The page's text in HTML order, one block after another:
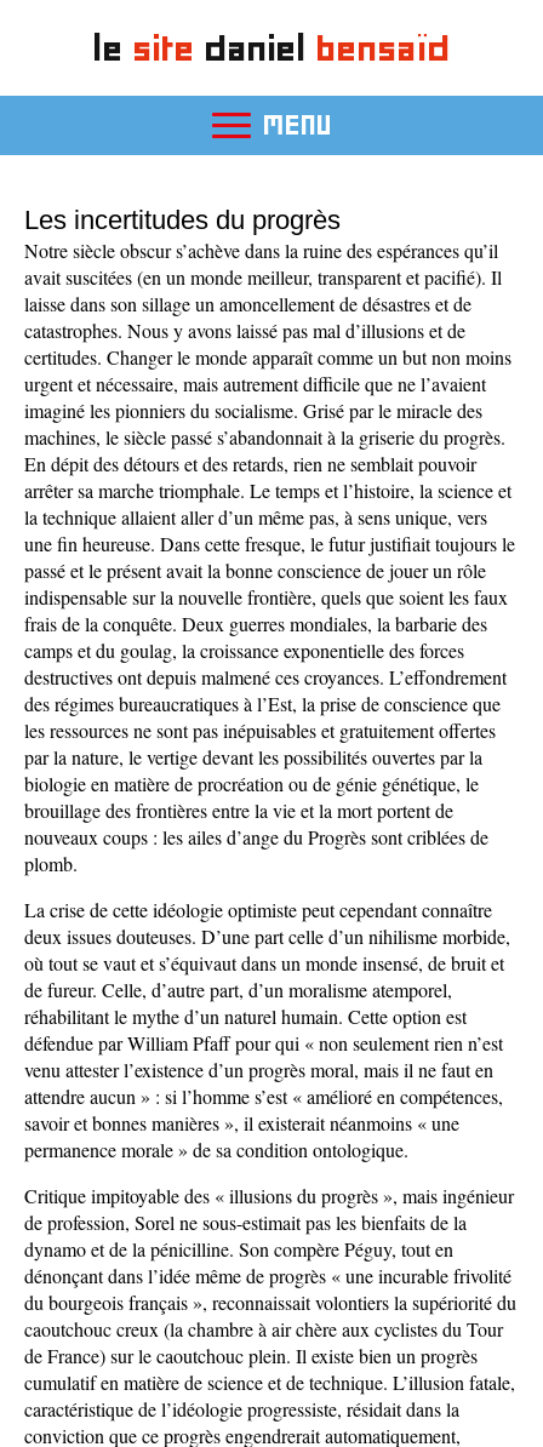
le site daniel bensaïd
MENU
Les incertitudes du progrès
Notre siècle obscur s’achève dans la ruine des espérances qu’il
avait suscitées (en un monde meilleur, transparent et pacifié). Il
laisse dans son sillage un amoncellement de désastres et de
catastrophes. Nous y avons laissé pas mal d’illusions et de
certitudes. Changer le monde apparaît comme un but non moins
urgent et nécessaire, mais autrement difficile que ne l’avaient
imaginé les pionniers du socialisme. Grisé par le miracle des
machines, le siècle passé s’abandonnait à la griserie du progrès.
En dépit des détours et des retards, rien ne semblait pouvoir
arrêter sa marche triomphale. Le temps et l’histoire, la science et
la technique allaient aller d’un même pas, à sens unique, vers
une fin heureuse. Dans cette fresque, le futur justifiait toujours le
passé et le présent avait la bonne conscience de jouer un rôle
indispensable sur la nouvelle frontière, quels que soient les faux
frais de la conquête. Deux guerres mondiales, la barbarie des
camps et du goulag, la croissance exponentielle des forces
destructives ont depuis malmené ces croyances. L’effondrement
des régimes bureaucratiques à l’Est, la prise de conscience que
les ressources ne sont pas inépuisables et gratuitement offertes
par la nature, le vertige devant les possibilités ouvertes par la
biologie en matière de procréation ou de génie génétique, le
brouillage des frontières entre la vie et la mort portent de
nouveaux coups : les ailes d’ange du Progrès sont criblées de
plomb.
La crise de cette idéologie optimiste peut cependant connaître
deux issues douteuses. D’une part celle d’un nihilisme morbide,
où tout se vaut et s’équivaut dans un monde insensé, de bruit et
de fureur. Celle, d’autre part, d’un moralisme atemporel,
réhabilitant le mythe d’un naturel humain. Cette option est
défendue par William Pfaff pour qui « non seulement rien n’est
venu attester l’existence d’un progrès moral, mais il ne faut en
attendre aucun » : si l’homme s’est « amélioré en compétences,
savoir et bonnes manières », il existerait néanmoins « une
permanence morale » de sa condition ontologique.
Critique impitoyable des « illusions du progrès », mais ingénieur
de profession, Sorel ne sous-estimait pas les bienfaits de la
dynamo et de la pénicilline. Son compère Péguy, tout en
dénonçant dans l’idée même de progrès « une incurable frivolité
du bourgeois français », reconnaissait volontiers la supériorité du
caoutchouc creux (la chambre à air chère aux cyclistes du Tour
de France) sur le caoutchouc plein. Il existe bien un progrès
cumulatif en matière de science et de technique. L’illusion fatale,
caractéristique de l’idéologie progressiste, résidait dans la
conviction que ce progrès engendrerait automatiquement,